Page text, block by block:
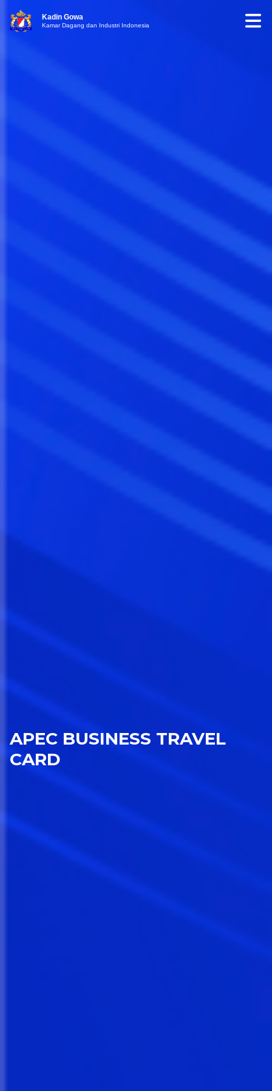
Kadin Gowa
Kamar Dagang dan Industri Indonesia
APEC BUSINESS TRAVEL
CARD